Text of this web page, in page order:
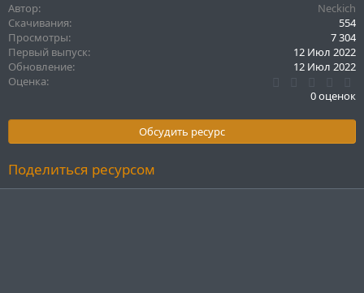
к
ц
и
и
:
Автор
Neckich
Скачивания
554
Просмотры
7 304
Первый выпуск
12 Июл 2022
Обновление
12 Июл 2022
Оценка
0
0
в
0 оценок
Обсудить ресурс
Поделиться ресурсом